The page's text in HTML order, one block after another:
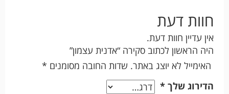
חוות דעת
אין עדיין חוות דעת.
היה הראשון לכתוב סקירה “אדנית עצמון”
האימייל לא יוצג באתר. שדות החובה מסומנים *
הדירוג שלך *